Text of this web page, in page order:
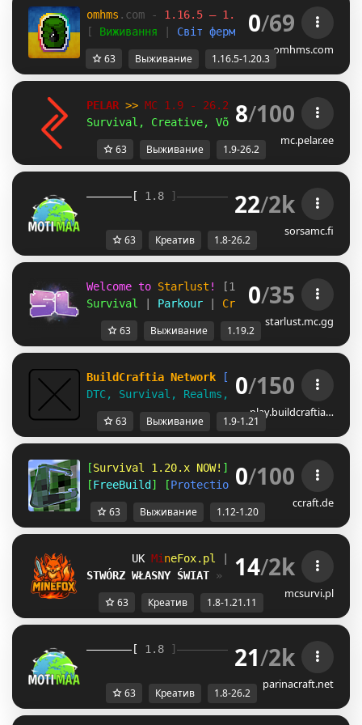
omhms .com - 1.16.5 – 1.20.3 (тимчасово)
[ Виживання Світ ферм | Креатив |
0/69
omhms.com
63 Выживание 1.16.5-1.20.3
PELAR >> MC 1.9 - 26.2
Survival, Creative, Võistlused!
8/100
mc.pelar.ee
63 Выживание 1.9-26.2
[ 1.8 ] 》 MotiMaa
22/2k
sorsamc.fi
63 Креатив 1.8-26.2
Welcome to Starlust !
[1.19.2]
Survival
Parkour Creative Plots
0/35
starlust.mc.gg
63 Выживание 1.19.2
BuildCraftia Network
[1.9-1.21]
DTC, Survival, Realms, & Creative!
0/150
play.buildcraftia…
63 Выживание 1.9-1.21
[Survival 1.20.x NOW! ] [Amplified 1.12
[FreeBuild ] [Protections] [ CreativePlots
0/100
ccraft.de
63 Выживание 1.12-1.20
I[ Mi neFox. pl 1.8.x - 1.21.11
STWÓRZ WŁASNY ŚWIAT » Creative czeka!
14/2k
mcsurvi.pl
63 Креатив 1.8-1.21.11
[ 1.8 ] 》 MotiMaa
21/2k
parinacraft.net
63 Креатив 1.8-26.2